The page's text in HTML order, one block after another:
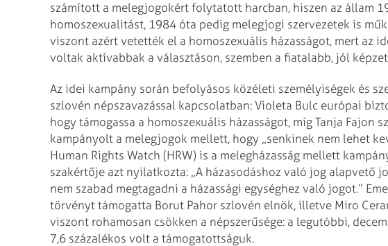
számított a melegjogokért folytatott harcban, hiszen az állam
homoszexualitást, 1984 óta pedig melegjogi szervezetek is
viszont azért vetették el a homoszexuális házasságot, mert az
voltak aktívabbak a választáson, szemben a fiatalabb, jól
Az idei kampány során befolyásos közéleti személyiségek és
szlovén népszavazással kapcsolatban: Violeta Bulc európai
hogy támogassa a homoszexuális házasságot, míg Tanja Fajon
kampányolt a melegjogok mellett, hogy „senkinek nem lehet
Human Rights Watch (HRW) is a melegházasság mellett
szakértője azt nyilatkozta: „A házasodáshoz való jog alapvető
nem szabad megtagadni a házassági egységhez való jogot.”
törvényt támogatta Borut Pahor szlovén elnök, illetve Miro
viszont rohamosan csökken a népszerűsége: a legutóbbi,
7,6 százalékos volt a támogatottságuk.